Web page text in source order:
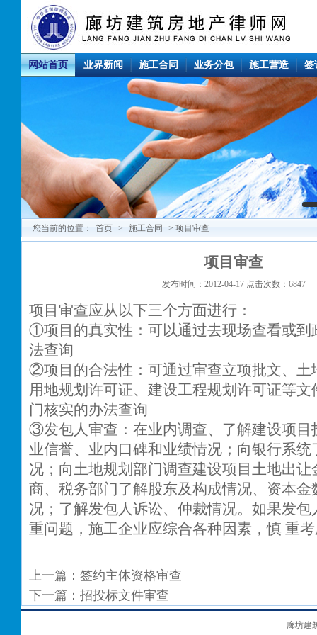
网站首页 业界新闻 施工合同 业务分包 施工营造 签
您当前的位置： 首页 > 施工合同 > 项目审查
项目审查
发布时间：2012-04-17 点击次数：6847
项目审查应从以下三个方面进行：
①项目的真实性：可以通过去现场查看或到
法查询
②项目的合法性：可通过审查立项批文、土
用地规划许可证、建设工程规划许可证等
门核实的办法查询
③发包人审查：在业内调查、了解建设项目
业信誉、业内口碑和业绩情况；向银行系
况；向土地规划部门调查建设项目土地出
商、税务部门了解股东及构成情况、资本金
况；了解发包人诉讼、仲裁情况。如果发
重问题，施工企业应综合各种因素，慎 重
上一篇： 签约主体资格审查
下一篇： 招投标文件审查
廊坊建